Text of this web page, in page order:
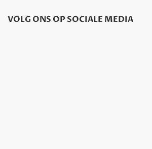
VOLG ONS OP SOCIALE MEDIA